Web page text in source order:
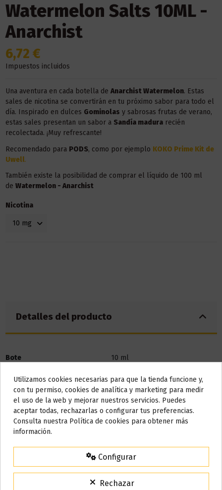
Watermelon Salts 10ML -
Anarchist
6,72 €
Impuestos incluidos
Una aventura en cada botella de Anarchist Watermelon. Estas
sales de nicotina se convertirán en tu próximo sabor para todo el
día. Inspirado en dulces Gominolas y sabrosas frutas de verano,
estas sales presentan un sabor a Sandía madurarecién
recolectada. ¡Muy refrescante!
Recomendado para PODS, como por ejemplo KOKO Prime Kit de
Uwell.
También existe la posibilidad de comprar el líquido de 100 ml
de Watermelon - Anarchist
Nicotina
Detalles del producto
Bote 10 ml
Marca Anarchist E-Liquid
Referencia 000650
9 Artículos
ean13 4124769786756
Reseñas (0)
Do not show again.
AVISO IMPORTANTE
Nos tomamos unos días
15% de descuento
Código:VACACIONES15
Utilizamos cookies necesarias para que la tienda funcione y,
con tu permiso, cookies de analítica y marketing para medir
el uso de la web y mejorar nuestros servicios. Puedes
aceptar todas, rechazarlas o configurar tus preferencias.
Consulta nuestra Política de cookies para obtener más
información.
Configurar
Rechazar